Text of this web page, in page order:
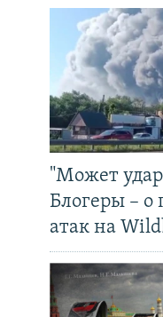
"Может
Блогеры – о
атак на